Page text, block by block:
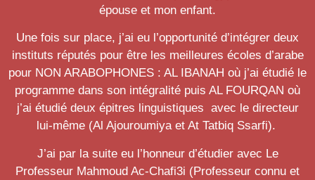
épouse et mon enfant.
Une fois sur place, j’ai eu l’opportunité d’intégrer deux
instituts réputés pour être les meilleures écoles d’arabe
pour NON ARABOPHONES : AL IBANAH où j’ai étudié le
programme dans son intégralité puis AL FOURQAN où
j’ai étudié deux épitres linguistiques avec le directeur
lui-même (Al Ajouroumiya et At Tatbiq Ssarfi).
J’ai par la suite eu l’honneur d’étudier avec Le
Professeur Mahmoud Ac-Chafi3i (Professeur connu et